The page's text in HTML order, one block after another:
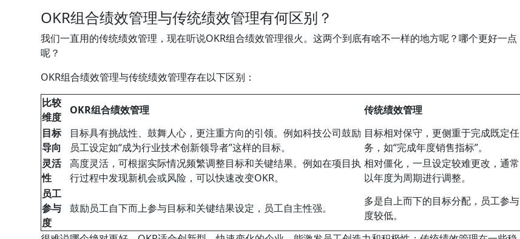
OKR组合绩效管理与传统绩效管理有何区别？
我们一直用的传统绩效管理，现在听说OKR组合绩效管理很火。这两个到底有啥不一样的地方呢？哪个更好一点
呢？
OKR组合绩效管理与传统绩效管理存在以下区别：
比较
维度
OKR组合绩效管理
传统绩效管理
目标
导向
目标具有挑战性、鼓舞人心，更注重方向的引领。例如科技公司鼓励
员工设定如“成为行业技术创新领导者”这样的目标。
目标相对保守，更侧重于完成既定任
务，如“完成年度销售指标”。
灵活
性
高度灵活，可根据实际情况频繁调整目标和关键结果。例如在项目执
行过程中发现新机会或风险，可以快速改变OKR。
相对僵化，一旦设定较难更改，通常
以年度为周期进行调整。
员工
参与
度
鼓励员工自下而上参与目标和关键结果设定，员工自主性强。
多是自上而下的目标分配，员工参与
度较低。